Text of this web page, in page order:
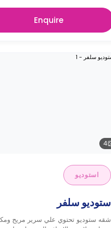
Enquire
4
استوديو
ستوديو سلفر
شقه ستوديو تحتوي علي سرير مريح